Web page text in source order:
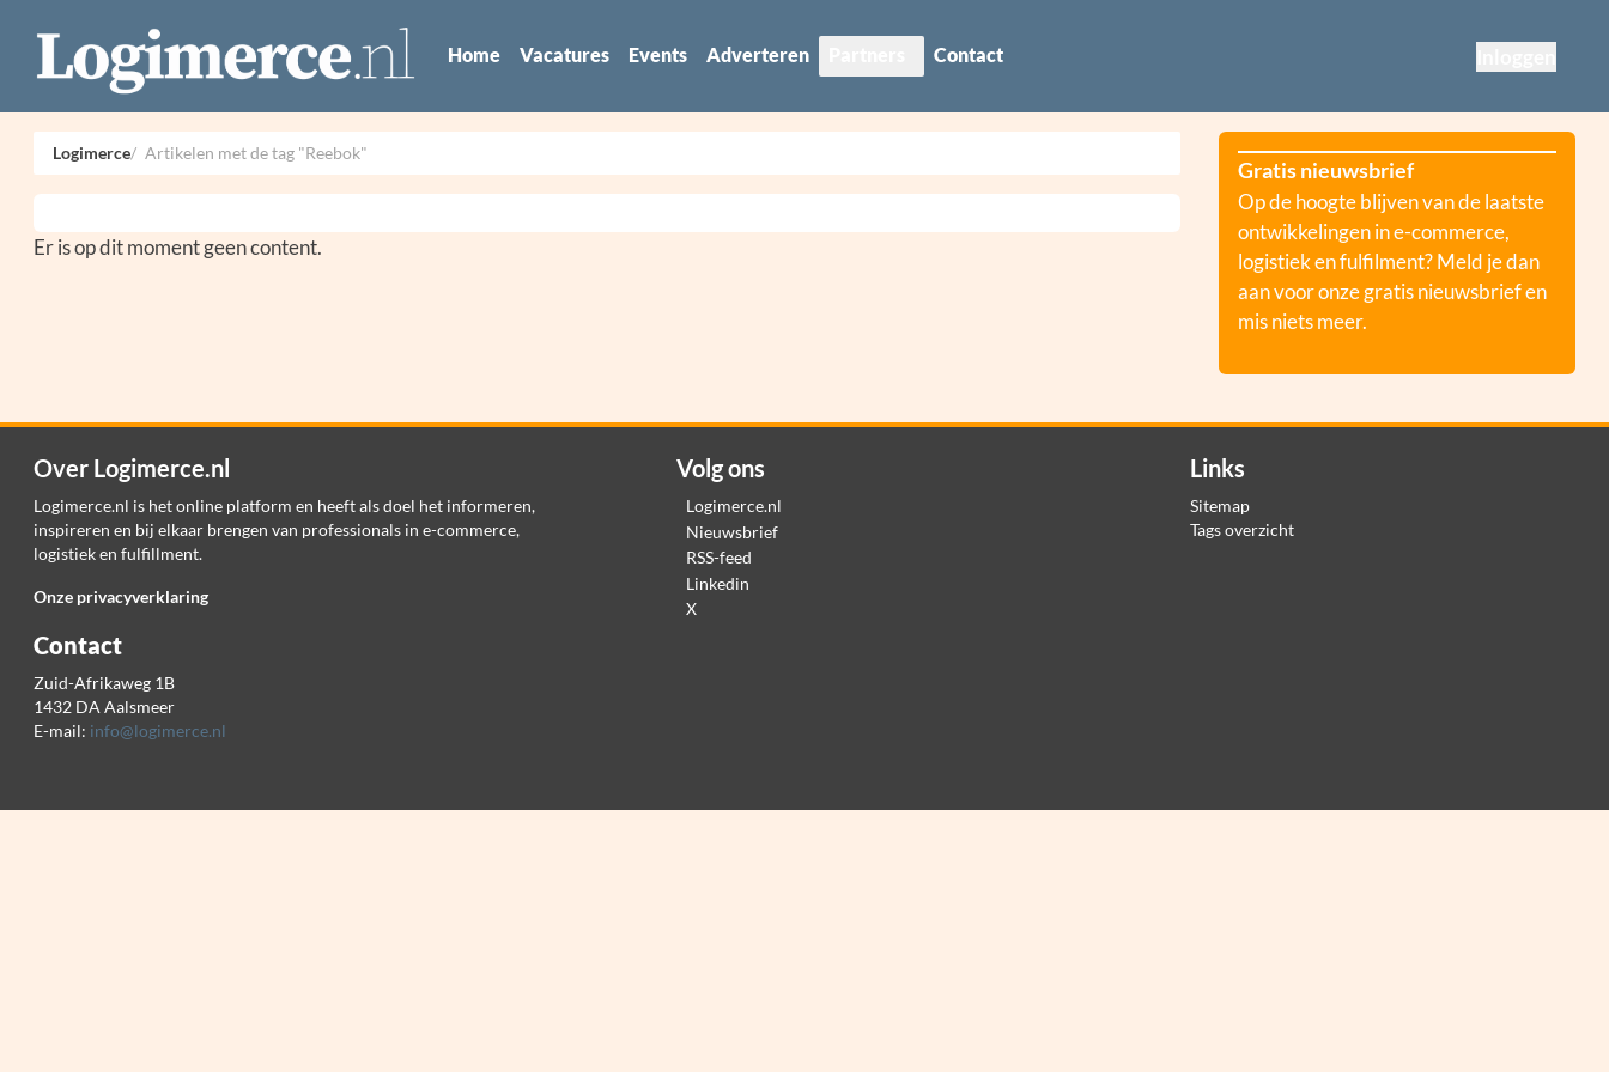
Home Vacatures Events Adverteren Contact
Logimerce Artikelen met de tag "Reebok"
Er is op dit moment geen content.
Gratis nieuwsbrief
Op de hoogte blijven van de laatste
ontwikkelingen in e-commerce,
logistiek en fulfilment? Meld je dan
aan voor onze gratis nieuwsbrief en
mis niets meer.
Over Logimerce.nl
Logimerce.nl is het online platform en heeft als doel het informeren,
inspireren en bij elkaar brengen van professionals in e-commerce,
logistiek en fulfillment.
Onze privacyverklaring
Contact
Zuid-Afrikaweg 1B
1432 DA Aalsmeer
E-mail: info@logimerce.nl
Volg ons
Logimerce.nl
Nieuwsbrief
RSS-feed
Linkedin
X
Links
Sitemap
Tags overzicht